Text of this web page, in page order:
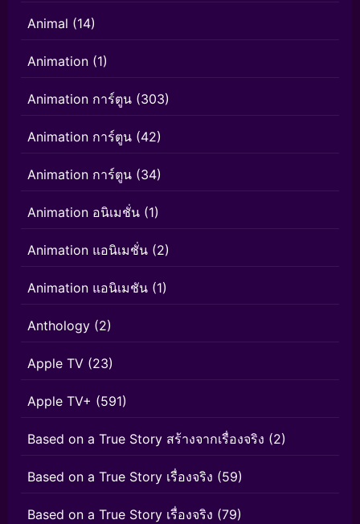
Animal (14)
Animation (1)
Animation การ์ตูน (303)
Animation การ์ตูน (42)
Animation การ์ตูน (34)
Animation อนิเมชั่น (1)
Animation แอนิเมชั่น (2)
Animation แอนิเมชัน (1)
Anthology (2)
Apple TV (23)
Apple TV+ (591)
Based on a True Story สร้างจากเรื่องจริง (2)
Based on a True Story เรื่องจริง (59)
Based on a True Story เรื่องจริง (79)